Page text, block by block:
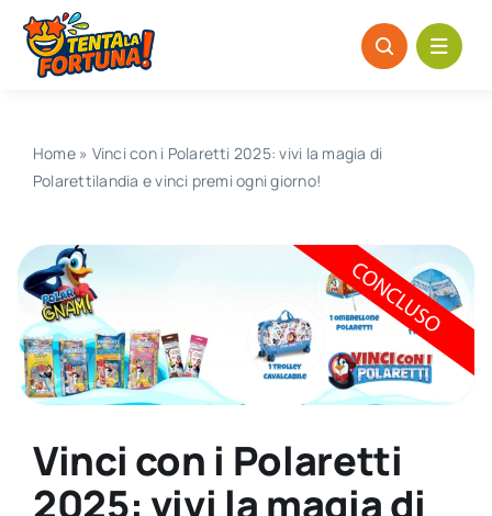
Salta
contenuto
Home» Vinci con i Polaretti 2025: vivi la magia di
Polarettilandia e vinci premi ogni giorno!
Vinci con i Polaretti
2025: vivi la magia di